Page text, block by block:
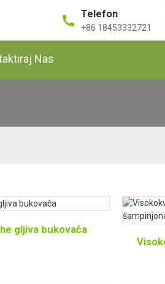
Telefon
+86 18453332721
Nas
gljiva bukovača